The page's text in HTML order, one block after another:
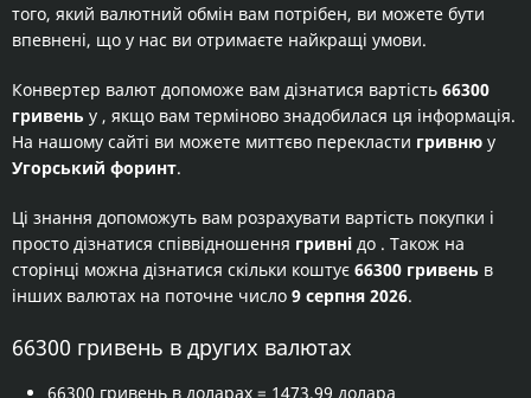
того, який валютний обмін вам потрібен, ви можете бути
впевнені, що у нас ви отримаєте найкращі умови.
Конвертер валют допоможе вам дізнатися вартість 66300
гривень у , якщо вам терміново знадобилася ця інформація.
На нашому сайті ви можете миттєво перекласти гривню у
Угорський форинт.
Ці знання допоможуть вам розрахувати вартість покупки і
просто дізнатися співвідношення гривні до . Також на
сторінці можна дізнатися скільки коштує 66300 гривень в
інших валютах на поточне число 9 серпня 2026.
66300 гривень в других валютах
66300 гривень в доларах = 1473,99 долара